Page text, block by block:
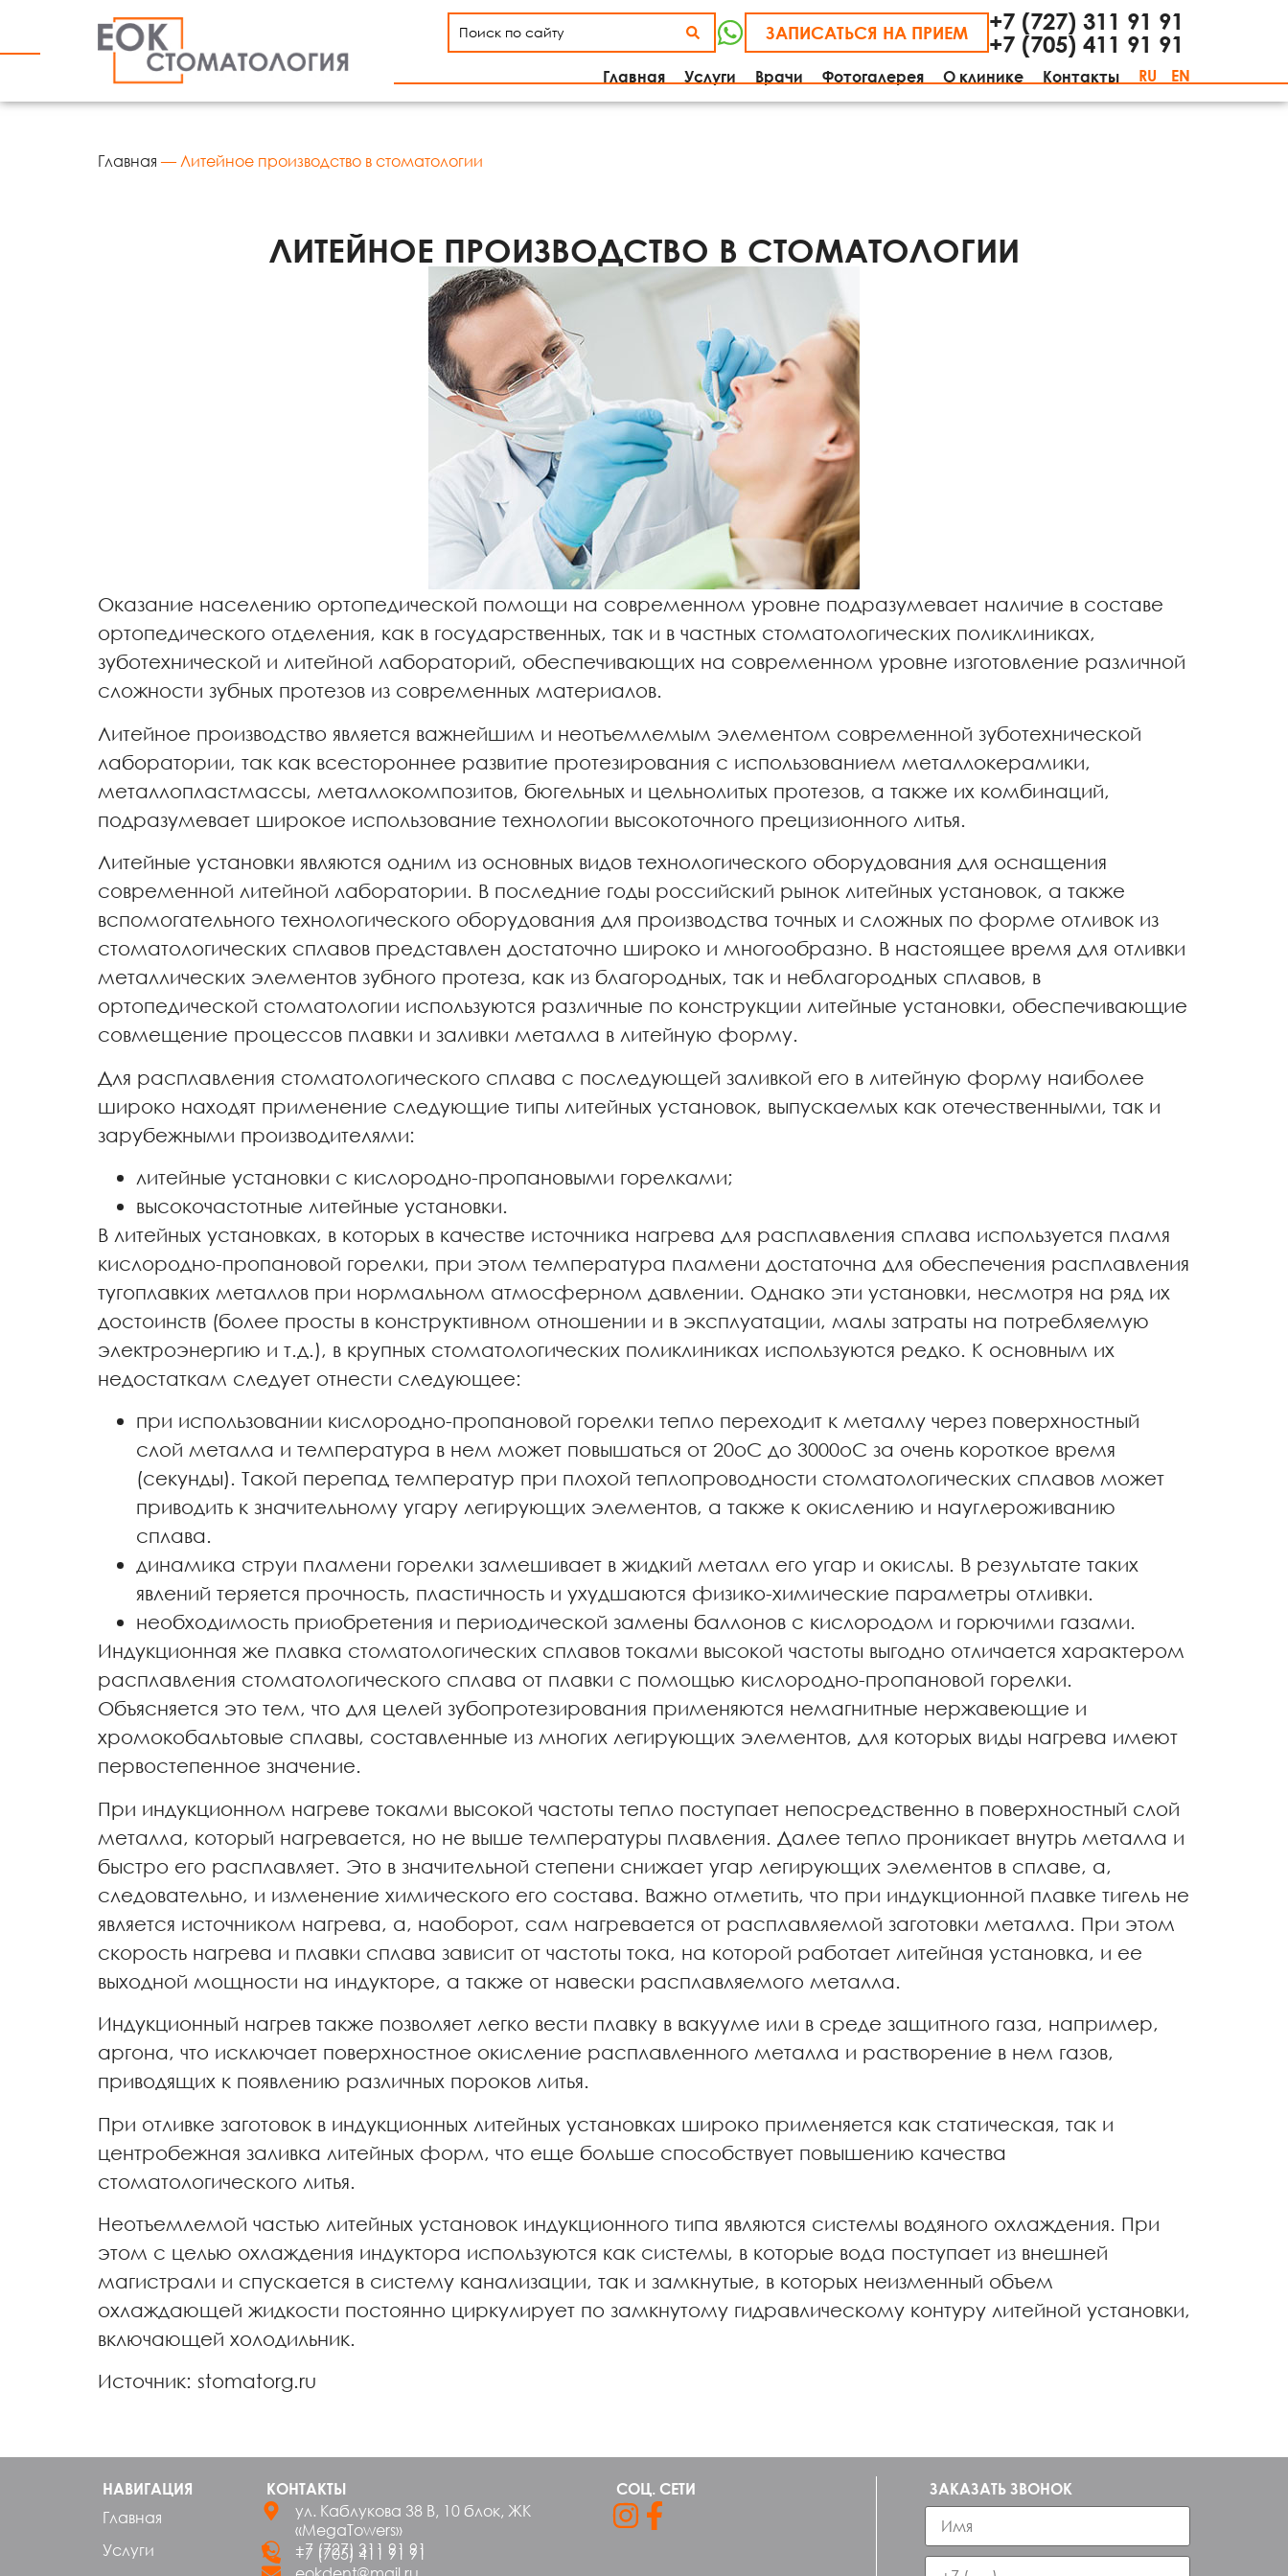
ЗАПИСАТЬСЯ НА ПРИЕМ
+7 (727) 311 91 91
+7 (705) 411 91 91
Главная Услуги Врачи Фотогалерея О клинике Контакты RU EN
Главная —Литейное производство в стоматологии
ЛИТЕЙНОЕ ПРОИЗВОДСТВО В СТОМАТОЛОГИИ
Оказание населению ортопедической помощи на современном уровне подразумевает наличие в составе
ортопедического отделения, как в государственных, так и в частных стоматологических поликлиниках,
зуботехнической и литейной лабораторий, обеспечивающих на современном уровне изготовление различной
сложности зубных протезов из современных материалов.
Литейное производство является важнейшим и неотъемлемым элементом современной зуботехнической
лаборатории, так как всестороннее развитие протезирования с использованием металлокерамики,
металлопластмассы, металлокомпозитов, бюгельных и цельнолитых протезов, а также их комбинаций,
подразумевает широкое использование технологии высокоточного прецизионного литья.
Литейные установки являются одним из основных видов технологического оборудования для оснащения
современной литейной лаборатории. В последние годы российский рынок литейных установок, а также
вспомогательного технологического оборудования для производства точных и сложных по форме отливок из
стоматологических сплавов представлен достаточно широко и многообразно. В настоящее время для отливки
металлических элементов зубного протеза, как из благородных, так и неблагородных сплавов, в
ортопедической стоматологии используются различные по конструкции литейные установки, обеспечивающие
совмещение процессов плавки и заливки металла в литейную форму.
Для расплавления стоматологического сплава с последующей заливкой его в литейную форму наиболее
широко находят применение следующие типы литейных установок, выпускаемых как отечественными, так и
зарубежными производителями:
литейные установки с кислородно-пропановыми горелками;
высокочастотные литейные установки.
В литейных установках, в которых в качестве источника нагрева для расплавления сплава используется пламя
кислородно-пропановой горелки, при этом температура пламени достаточна для обеспечения расплавления
тугоплавких металлов при нормальном атмосферном давлении. Однако эти установки, несмотря на ряд их
достоинств (более просты в конструктивном отношении и в эксплуатации, малы затраты на потребляемую
электроэнергию и т.д.), в крупных стоматологических поликлиниках используются редко. К основным их
недостаткам следует отнести следующее:
при использовании кислородно-пропановой горелки тепло переходит к металлу через поверхностный
слой металла и температура в нем может повышаться от 20оС до 3000оС за очень короткое время
(секунды). Такой перепад температур при плохой теплопроводности стоматологических сплавов может
приводить к значительному угару легирующих элементов, а также к окислению и науглероживанию
сплава.
динамика струи пламени горелки замешивает в жидкий металл его угар и окислы. В результате таких
явлений теряется прочность, пластичность и ухудшаются физико-химические параметры отливки.
необходимость приобретения и периодической замены баллонов с кислородом и горючими газами.
Индукционная же плавка стоматологических сплавов токами высокой частоты выгодно отличается характером
расплавления стоматологического сплава от плавки с помощью кислородно-пропановой горелки.
Объясняется это тем, что для целей зубопротезирования применяются немагнитные нержавеющие и
хромокобальтовые сплавы, составленные из многих легирующих элементов, для которых виды нагрева имеют
первостепенное значение.
При индукционном нагреве токами высокой частоты тепло поступает непосредственно в поверхностный слой
металла, который нагревается, но не выше температуры плавления. Далее тепло проникает внутрь металла и
быстро его расплавляет. Это в значительной степени снижает угар легирующих элементов в сплаве, а,
следовательно, и изменение химического его состава. Важно отметить, что при индукционной плавке тигель не
является источником нагрева, а, наоборот, сам нагревается от расплавляемой заготовки металла. При этом
скорость нагрева и плавки сплава зависит от частоты тока, на которой работает литейная установка, и ее
выходной мощности на индукторе, а также от навески расплавляемого металла.
Индукционный нагрев также позволяет легко вести плавку в вакууме или в среде защитного газа, например,
аргона, что исключает поверхностное окисление расплавленного металла и растворение в нем газов,
приводящих к появлению различных пороков литья.
При отливке заготовок в индукционных литейных установках широко применяется как статическая, так и
центробежная заливка литейных форм, что еще больше способствует повышению качества
стоматологического литья.
Неотъемлемой частью литейных установок индукционного типа являются системы водяного охлаждения. При
этом с целью охлаждения индуктора используются как системы, в которые вода поступает из внешней
магистрали и спускается в систему канализации, так и замкнутые, в которых неизменный объем
охлаждающей жидкости постоянно циркулирует по замкнутому гидравлическому контуру литейной установки,
включающей холодильник.
Источник: stomatorg.ru
НАВИГАЦИЯ
Главная
Услуги
КОНТАКТЫ
ул. Каблукова 38 В, 10 блок, ЖК
«MegaTowers»
+7 (727) 311 91 91
+7 (705) 411 91 91
СОЦ. СЕТИ ЗАКАЗАТЬ ЗВОНОК